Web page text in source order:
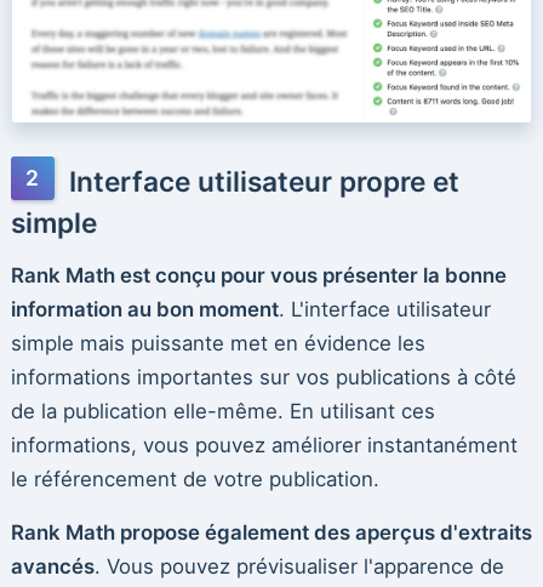
Interface utilisateur propre et
simple
Rank Math est conçu pour vous présenter la bonne
information au bon moment. L'interface utilisateur
simple mais puissante met en évidence les
informations importantes sur vos publications à côté
de la publication elle-même. En utilisant ces
informations, vous pouvez améliorer instantanément
le référencement de votre publication.
Rank Math propose également des aperçus d'extraits
avancés. Vous pouvez prévisualiser l'apparence de